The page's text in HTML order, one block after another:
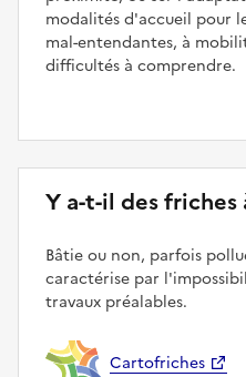
modalités d'accueil pour
mal-entendantes, à
difficultés à comprendre.
Y a-t-il des friches
Bâtie ou non, parfois
caractérise par
travaux préalables.
Cartofriches